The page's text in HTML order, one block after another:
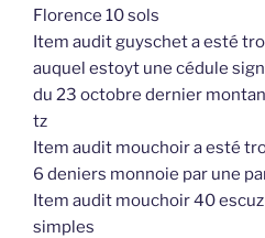
Florence 10 sols
Item audit guyschet a esté
auquel estoyt une cédule
du 23 octobre dernier
tz
Item audit mouchoir a esté
6 deniers monnoie par une
Item audit mouchoir 40
simples